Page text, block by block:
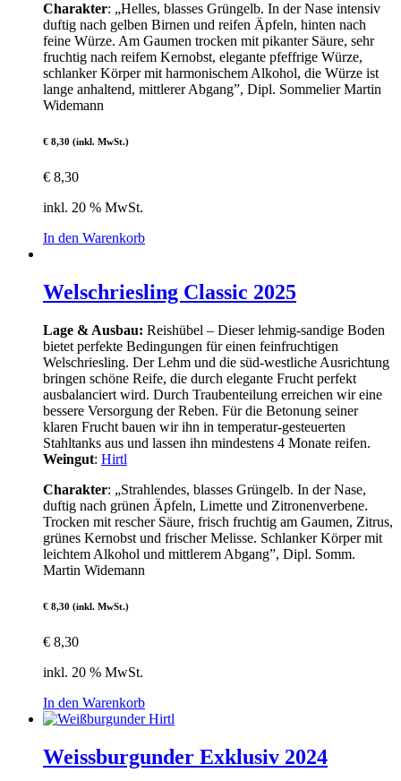
Charakter: „Helles, blasses Grüngelb. In der Nase intensiv
duftig nach gelben Birnen und reifen Äpfeln, hinten nach
feine Würze. Am Gaumen trocken mit pikanter Säure, sehr
fruchtig nach reifem Kernobst, elegante pfeffrige Würze,
schlanker Körper mit harmonischem Alkohol, die Würze ist
lange anhaltend, mittlerer Abgang”, Dipl. Sommelier Martin
Widemann
€ 8,30 (inkl. MwSt.)
€ 8,30
inkl. 20 % MwSt.
In den Warenkorb
Welschriesling Classic 2025
Lage & Ausbau: Reishübel – Dieser lehmig-sandige Boden
bietet perfekte Bedingungen für einen feinfruchtigen
Welschriesling. Der Lehm und die süd-westliche Ausrichtung
bringen schöne Reife, die durch elegante Frucht perfekt
ausbalanciert wird. Durch Traubenteilung erreichen wir eine
bessere Versorgung der Reben. Für die Betonung seiner
klaren Frucht bauen wir ihn in temperatur-gesteuerten
Stahltanks aus und lassen ihn mindestens 4 Monate reifen.
Weingut: Hirtl
Charakter: „Strahlendes, blasses Grüngelb. In der Nase,
duftig nach grünen Äpfeln, Limette und Zitronenverbene.
Trocken mit rescher Säure, frisch fruchtig am Gaumen, Zitrus,
grünes Kernobst und frischer Melisse. Schlanker Körper mit
leichtem Alkohol und mittlerem Abgang”, Dipl. Somm.
Martin Widemann
€ 8,30 (inkl. MwSt.)
€ 8,30
inkl. 20 % MwSt.
In den Warenkorb
Weissburgunder Exklusiv 2024